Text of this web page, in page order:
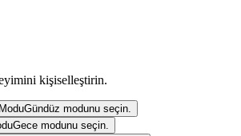
kişiselleştirin.
Gündüz modunu seçin.
Gece modunu seçin.